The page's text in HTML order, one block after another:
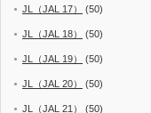
JL（JAL 17） (50)
JL（JAL 18） (50)
JL（JAL 19） (50)
JL（JAL 20） (50)
JL（JAL 21） (50)